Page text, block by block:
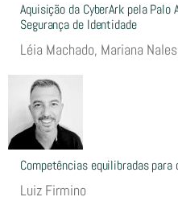
Aquisição da CyberArk pela
Segurança de Identidade
Léia Machado, Mariana
Competências equilibradas para
Luiz Firmino